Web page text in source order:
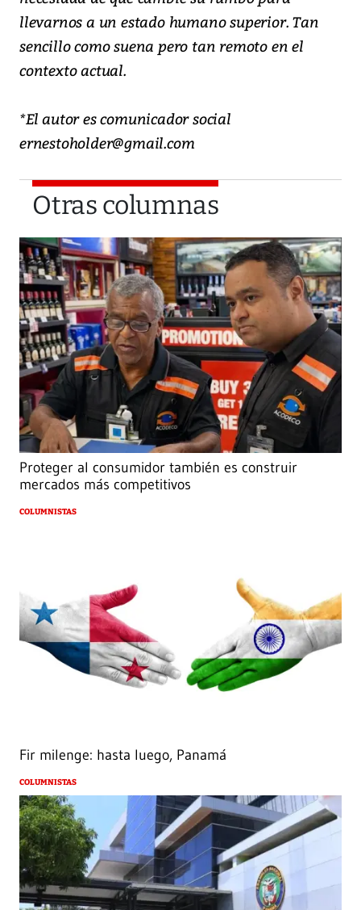
llevarnos a un estado humano superior. Tan
sencillo como suena pero tan remoto en el
contexto actual.
*El autor es comunicador social
ernestoholder@gmail.com
Otras columnas
Proteger al consumidor también es construir
mercados más competitivos
COLUMNISTAS
Fir milenge: hasta luego, Panamá
COLUMNISTAS